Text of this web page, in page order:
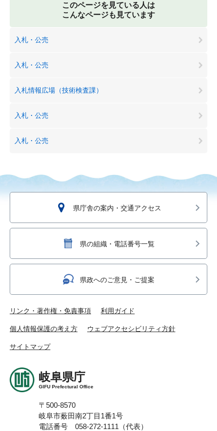
このページを見ている人は
こんなページも見ています
入札・公売
入札・公売
入札情報広場（技術検査課）
入札・公売
入札・公売
県庁舎の案内・交通アクセス
県の組織・電話番号一覧
県政へのご意見・ご提案
リンク・著作権・免責事項 利用ガイド
個人情報保護の考え方 ウェブアクセシビリティ方針
サイトマップ
岐阜県庁
GIFU Prefectural Office
〒500-8570
岐阜市薮田南2丁目1番1号
電話番号 058-272-1111（代表）